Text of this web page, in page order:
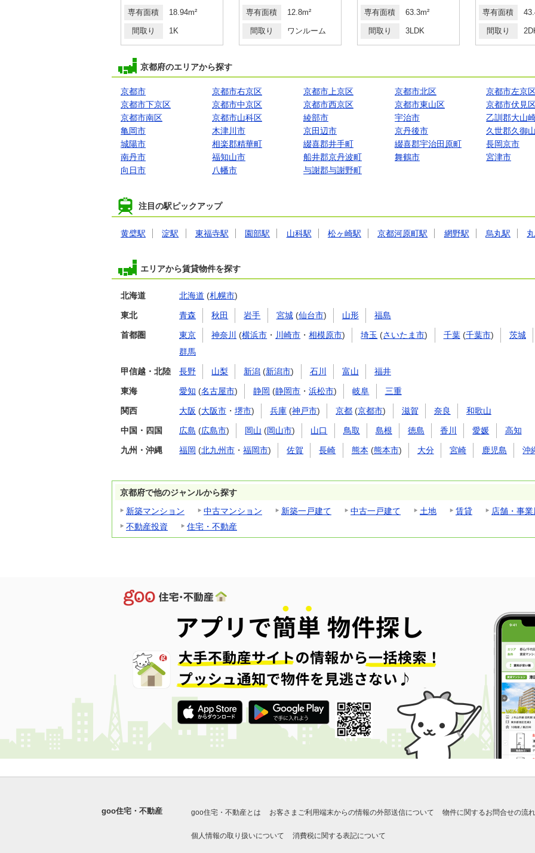
専有面積 18.94m²
間取り 1K
専有面積 12.8m²
間取り ワンルーム
専有面積 63.3m²
間取り 3LDK
専有面積
間取り
京都府のエリアから探す
京都市 京都市右京区 京都市上京区 京都市北区
京都市左京
京都市下京区
京都市中京区 京都市西京区 京都市東山区
京都市伏見
京都市南区
京都市山科区 綾部市 宇治市
乙訓郡大山
亀岡市
木津川市 京田辺市 京丹後市
久世郡久御
城陽市
相楽郡精華町 綴喜郡井手町 綴喜郡宇治田原町
長岡京市
南丹市
福知山市 船井郡京丹波町 舞鶴市
宮津市
向日市
八幡市 与謝郡与謝野町
注目の駅ピックアップ
黄檗駅 淀駅 東福寺駅 園部駅 山科駅 松ヶ崎駅 京都河原町駅 網野駅 烏丸駅
エリアから賃貸物件を探す
北海道 北海道 (札幌市)
東北 青森 秋田 岩手 宮城(仙台市) 山形 福島
首都圏 東京 神奈川 (横浜市 ・ 川崎市 ・相模原市) 埼玉 (さいたま市) 千葉(千葉市) 茨城
群馬
甲信越・北陸 長野 山梨 新潟 (新潟市) 石川 富山 福井
東海 愛知 (名古屋市) 静岡 (静岡市 ・浜松市) 岐阜 三重
関西 大阪 (大阪市 ・ 堺市) 兵庫 (神戸市) 京都 (京都市) 滋賀 奈良 和歌山
中国・四国 広島 (広島市) 岡山 (岡山市) 山口 鳥取 島根 徳島 香川 愛媛 高知
九州・沖縄 福岡 (北九州市 ・ 福岡市) 佐賀 長崎 熊本 (熊本市) 大分 宮崎 鹿児島 沖
京都府で他のジャンルから探す
新築マンション
中古マンション 新築一戸建て 中古一戸建て 土地 賃貸
店舗・事業
不動産投資
住宅・不動産
goo住宅・不動産 goo住宅・不動産とは お客さまご利用端末からの情報の外部送信について 物件に関するお問合せの流れ
個人情報の取り扱いについて 消費税に関する表記について